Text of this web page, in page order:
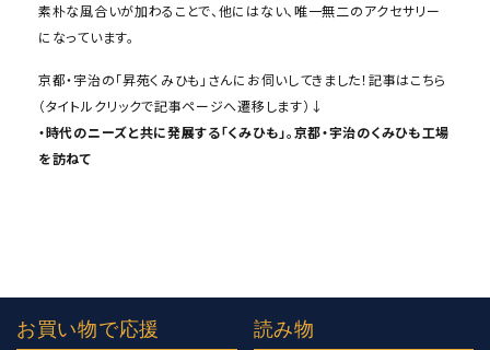
素朴な風合いが加わることで、他にはない、唯一無二のアクセサリー
になっています。
京都・宇治の「昇苑くみひも」さんにお伺いしてきました！記事はこちら
（タイトルクリックで記事ページへ遷移します）↓
・時代のニーズと共に発展する「くみひも」。京都・宇治のくみひも工場
を訪ねて
お買い物で応援 読み物